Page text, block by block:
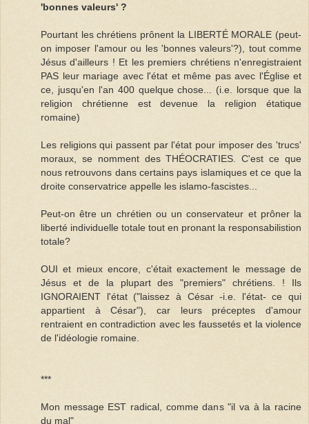
'bonnes valeurs' ?
Pourtant les chrétiens prônent la LIBERTÉ MORALE (peut-
on imposer l'amour ou les 'bonnes valeurs'?), tout comme
Jésus d'ailleurs ! Et les premiers chrétiens n'enregistraient
PAS leur mariage avec l'état et même pas avec l'Église et
ce, jusqu'en l'an 400 quelque chose... (i.e. lorsque que la
religion chrétienne est devenue la religion étatique
romaine)
Les religions qui passent par l'état pour imposer des 'trucs'
moraux, se nomment des THÉOCRATIES. C'est ce que
nous retrouvons dans certains pays islamiques et ce que la
droite conservatrice appelle les islamo-fascistes...
Peut-on être un chrétien ou un conservateur et prôner la
liberté individuelle totale tout en pronant la responsabilistion
totale?
OUI et mieux encore, c'était exactement le message de
Jésus et de la plupart des "premiers" chrétiens. ! Ils
IGNORAIENT l'état ("laissez à César -i.e. l'état- ce qui
appartient à César"), car leurs préceptes d'amour
rentraient en contradiction avec les faussetés et la violence
de l'idéologie romaine.
***
Mon message EST radical, comme dans "il va à la racine
du mal"